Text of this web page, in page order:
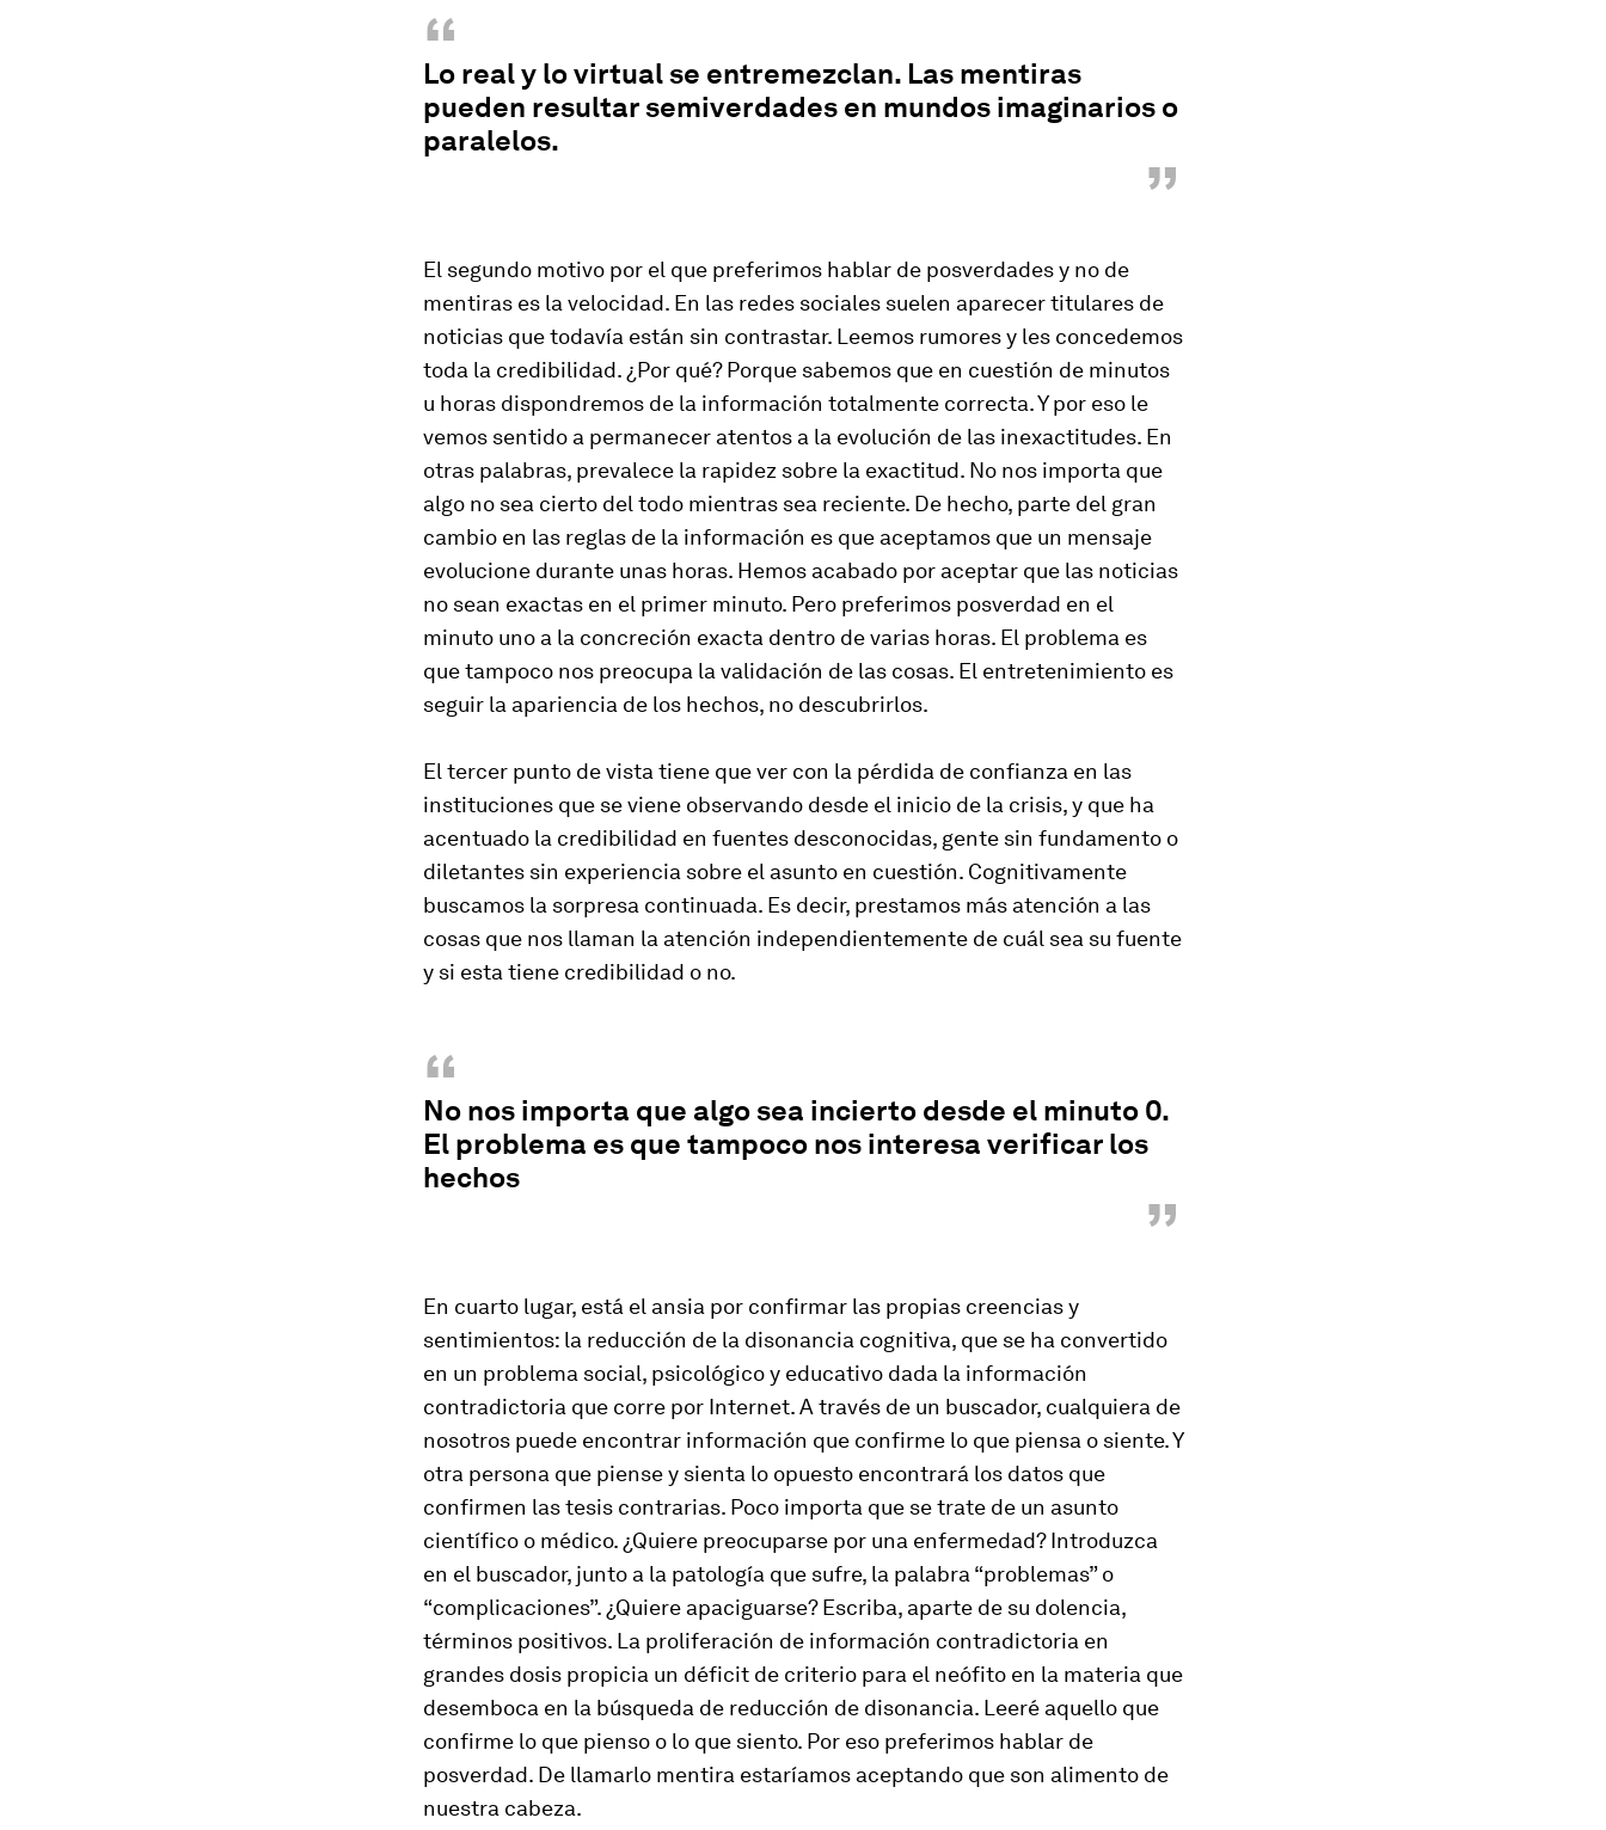
“
Lo real y lo virtual se entremezclan. Las mentiras
pueden resultar semiverdades en mundos imaginarios o
paralelos.
”
El segundo motivo por el que preferimos hablar de posverdades y no de
mentiras es la velocidad. En las redes sociales suelen aparecer titulares de
noticias que todavía están sin contrastar. Leemos rumores y les concedemos
toda la credibilidad. ¿Por qué? Porque sabemos que en cuestión de minutos
u horas dispondremos de la información totalmente correcta. Y por eso le
vemos sentido a permanecer atentos a la evolución de las inexactitudes. En
otras palabras, prevalece la rapidez sobre la exactitud. No nos importa que
algo no sea cierto del todo mientras sea reciente. De hecho, parte del gran
cambio en las reglas de la información es que aceptamos que un mensaje
evolucione durante unas horas. Hemos acabado por aceptar que las noticias
no sean exactas en el primer minuto. Pero preferimos posverdad en el
minuto uno a la concreción exacta dentro de varias horas. El problema es
que tampoco nos preocupa la validación de las cosas. El entretenimiento es
seguir la apariencia de los hechos, no descubrirlos.
El tercer punto de vista tiene que ver con la pérdida de confianza en las
instituciones que se viene observando desde el inicio de la crisis, y que ha
acentuado la credibilidad en fuentes desconocidas, gente sin fundamento o
diletantes sin experiencia sobre el asunto en cuestión. Cognitivamente
buscamos la sorpresa continuada. Es decir, prestamos más atención a las
cosas que nos llaman la atención independientemente de cuál sea su fuente
y si esta tiene credibilidad o no.
“
No nos importa que algo sea incierto desde el minuto 0.
El problema es que tampoco nos interesa verificar los
hechos
”
En cuarto lugar, está el ansia por confirmar las propias creencias y
sentimientos: la reducción de la disonancia cognitiva, que se ha convertido
en un problema social, psicológico y educativo dada la información
contradictoria que corre por Internet. A través de un buscador, cualquiera de
nosotros puede encontrar información que confirme lo que piensa o siente. Y
otra persona que piense y sienta lo opuesto encontrará los datos que
confirmen las tesis contrarias. Poco importa que se trate de un asunto
científico o médico. ¿Quiere preocuparse por una enfermedad? Introduzca
en el buscador, junto a la patología que sufre, la palabra “problemas” o
“complicaciones”. ¿Quiere apaciguarse? Escriba, aparte de su dolencia,
términos positivos. La proliferación de información contradictoria en
grandes dosis propicia un déficit de criterio para el neófito en la materia que
desemboca en la búsqueda de reducción de disonancia. Leeré aquello que
confirme lo que pienso o lo que siento. Por eso preferimos hablar de
posverdad. De llamarlo mentira estaríamos aceptando que son alimento de
nuestra cabeza.